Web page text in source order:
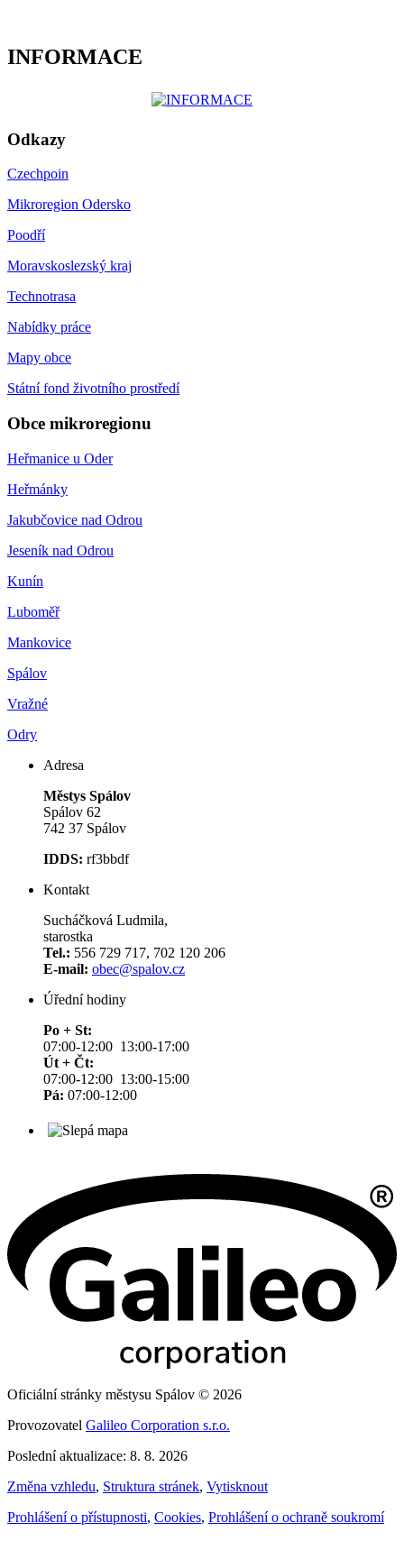
INFORMACE
Odkazy
Czechpoin
Mikroregion Odersko
Poodří
Moravskoslezský kraj
Technotrasa
Nabídky práce
Mapy obce
Státní fond životního prostředí
Obce mikroregionu
Heřmanice u Oder
Heřmánky
Jakubčovice nad Odrou
Jeseník nad Odrou
Kunín
Luboměř
Mankovice
Spálov
Vražné
Odry
Adresa
Městys Spálov
Spálov 62
742 37 Spálov
IDDS: rf3bbdf
Kontakt
Sucháčková Ludmila,
starostka
Tel.: 556 729 717, 702 120 206
E-mail: obec@spalov.cz
Úřední hodiny
Po + St:
07:00-12:00 13:00-17:00
Út + Čt:
07:00-12:00 13:00-15:00
Pá: 07:00-12:00
Oficiální stránky městysu Spálov © 2026
Provozovatel Galileo Corporation s.r.o.
Poslední aktualizace: 8. 8. 2026
Změna vzhledu, Struktura stránek, Vytisknout
Prohlášení o přístupnosti, Cookies, Prohlášení o ochraně soukromí